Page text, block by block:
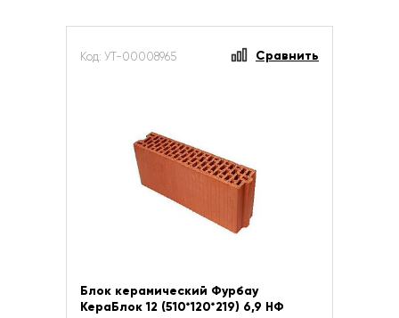
Код: УТ-00008965 Сравнить
Блок керамический Фурбау
КераБлок 12 (510*120*219) 6,9 НФ